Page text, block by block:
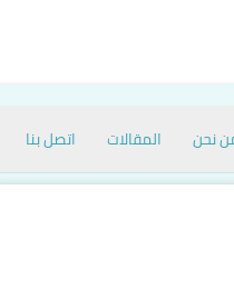
نحن المقالات اتصل بنا